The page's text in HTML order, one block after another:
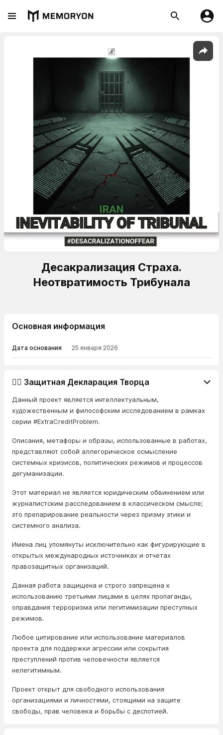
Десакрализация Страха.
Неотвратимость Трибунала
Основная информация
Дата основания 25 января 2026
👨‍⚖️ Защитная Декларация Творца
Данный проект является интеллектуальным,
художественным и философским исследованием в рамках
серии #ExtraCreditProblem.
Описания, метафоры и образы, использованные в работах,
представляют собой аллегорическое осмысление
системных кризисов, политических режимов и процессов
дегуманизации.
Этот материал не является юридическим обвинением или
журналистским расследованием в классическом смысле;
это препарирование реальности через призму этики и
системного анализа.
Имена лиц упомянуты исключительно как фигурирующие в
открытых международных источниках и отчетах
правозащитных организаций.
Данная работа защищена и строго запрещена к
использованию третьими лицами в целях пропаганды,
оправдания терроризма или легитимизации преступных
режимов.
Любое цитирование или использование материалов
проекта для поддержки агрессии или сокрытия
преступлений против человечности является
нелегитимным.
Проект открыт для свободного использования
организациями и личностями, стоящими на защите
свободы, прав человека и борьбы с деспотией.